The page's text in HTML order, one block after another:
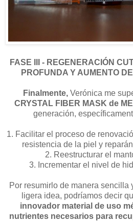
FASE III - REGENERACIÓN
PROFUNDA Y AUMENTO
Finalmente, Verónica me
CRYSTAL FIBER MASK de
generación,
1. Facilitar el proceso de
resistencia de la piel y
2. Reestructurar el
3. Incrementar el nivel de
Por resumirlo de manera sencilla
ligera idea, podríamos decir
innovador material de uso
nutrientes necesarios para